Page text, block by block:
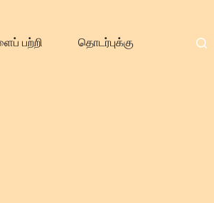
பற்றி தொடர்புக்கு